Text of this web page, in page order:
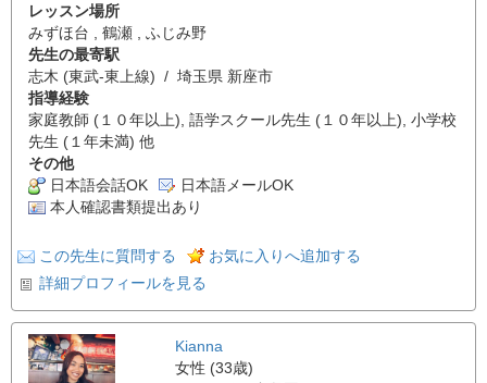
レッスン場所
みずほ台 , 鶴瀬 , ふじみ野
先生の最寄駅
志木 (東武-東上線) / 埼玉県 新座市
指導経験
家庭教師 (１０年以上), 語学スクール先生 (１０年以上), 小学校
先生 (１年未満) 他
その他
日本語会話OK
日本語メールOK
本人確認書類提出あり
この先生に質問する
お気に入りへ追加する
詳細プロフィールを見る
Kianna
女性 (33歳)